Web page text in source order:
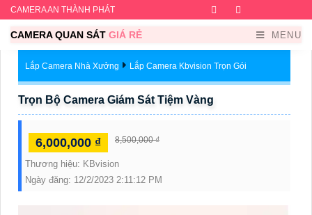
CAMERA AN THÀNH PHÁT Facebook
CAMERA QUAN SÁT GIÁ RẺ MENU
Lắp Camera Nhà Xưởng Lắp Camera Kbvision Trọn Gói
Trọn Bộ Camera Giám Sát Tiệm Vàng
6,000,000 ₫ 8,500,000 ₫
Thương hiệu: KBvision
Ngày đăng: 12/2/2023 2:11:12 PM